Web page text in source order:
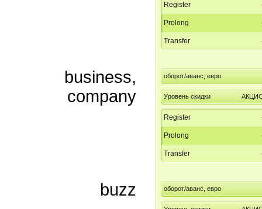
Register
Prolong
Transfer
business,
company
оборот/аванс, евро
Уровень скидки
Register
Prolong
Transfer
buzz оборот/аванс, евро